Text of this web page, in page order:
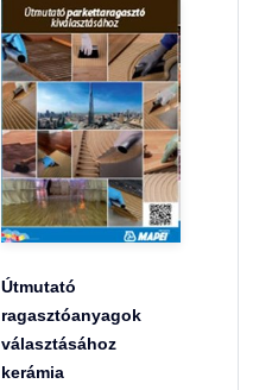
Útmutató
ragasztóanyagok
választásához
kerámia